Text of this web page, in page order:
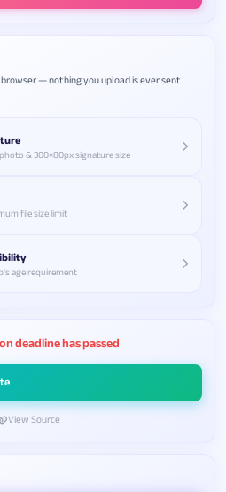
— nothing you upload is ever sent
& 300×80px signature size
file size limit
age requirement
deadline has passed
View Source